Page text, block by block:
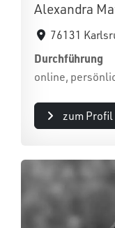
Alexandra
76131
Durchführung
online,
zum Profil